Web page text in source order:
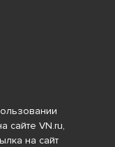
сайте VN.ru,
на сайт